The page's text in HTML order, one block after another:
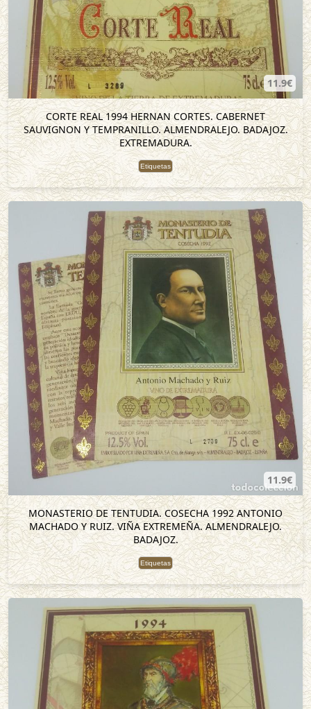
11.9€
CORTE REAL 1994 HERNAN CORTES. CABERNET
SAUVIGNON Y TEMPRANILLO. ALMENDRALEJO. BADAJOZ.
EXTREMADURA.
Etiquetas
11.9€
MONASTERIO DE TENTUDIA. COSECHA 1992 ANTONIO
MACHADO Y RUIZ. VIÑA EXTREMEÑA. ALMENDRALEJO.
BADAJOZ.
Etiquetas